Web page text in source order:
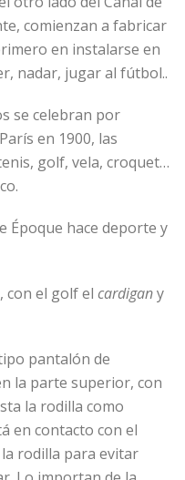
comienzan a fabricar
en instalarse en
nadar, jugar al fútbol..
se celebran por
en 1900, las
golf, vela, croquet…
Époque hace deporte y
con el golf el cardigany
pantalón de
la parte superior, con
la rodilla como
en contacto con el
rodilla para evitar